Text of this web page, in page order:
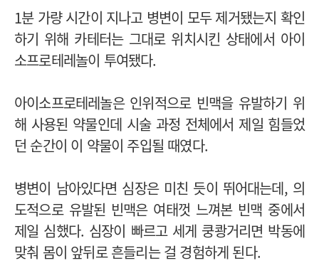
1분 가량 시간이 지나고 병변이 모두 제거됐는지 확인
하기 위해 카테터는 그대로 위치시킨 상태에서 아이
소프로테레놀이 투여됐다.
아이소프로테레놀은 인위적으로 빈맥을 유발하기 위
해 사용된 약물인데 시술 과정 전체에서 제일 힘들었
던 순간이 이 약물이 주입될 때였다.
병변이 남아있다면 심장은 미친 듯이 뛰어대는데, 의
도적으로 유발된 빈맥은 여태껏 느껴본 빈맥 중에서
제일 심했다. 심장이 빠르고 세게 쿵쾅거리면 박동에
맞춰 몸이 앞뒤로 흔들리는 걸 경험하게 된다.